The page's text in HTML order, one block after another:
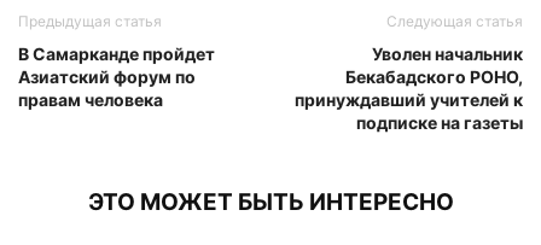
Предыдущая статья
В Самарканде пройдет
Азиатский форум по
правам человека
Следующая статья
Уволен начальник
Бекабадского РОНО,
принуждавший учителей к
подписке на газеты
ЭТО МОЖЕТ БЫТЬ ИНТЕРЕСНО